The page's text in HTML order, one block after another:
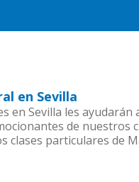
en Sevilla
Sevilla les
de
clases particulares de